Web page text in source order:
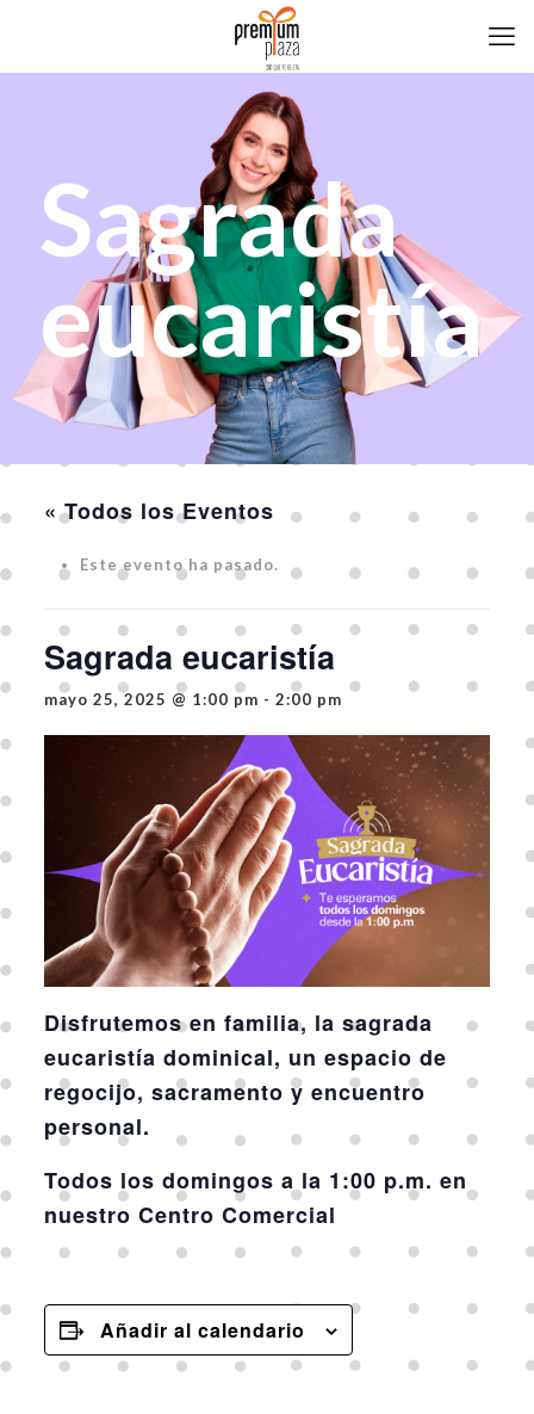
Sagrada
eucaristía
« Todos los Eventos
Este evento ha pasado.
Sagrada eucaristía
mayo 25, 2025 @ 1:00 pm - 2:00 pm
Disfrutemos en familia, la sagrada
eucaristía dominical, un espacio de
regocijo, sacramento y encuentro
personal.
Todos los domingos a la 1:00 p.m. en
nuestro Centro Comercial
Añadir al calendario